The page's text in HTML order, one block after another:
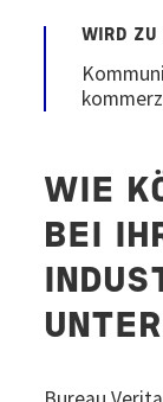
WIRD ZU
WIE
BEI